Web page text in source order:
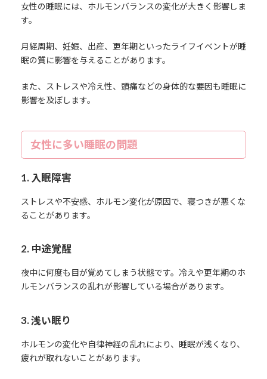
女性の睡眠には、ホルモンバランスの変化が大きく影響しま
す。
月経周期、妊娠、出産、更年期といったライフイベントが睡
眠の質に影響を与えることがあります。
また、ストレスや冷え性、頭痛などの身体的な要因も睡眠に
影響を及ぼします。
女性に多い睡眠の問題
1. 入眠障害
ストレスや不安感、ホルモン変化が原因で、寝つきが悪くな
ることがあります。
2. 中途覚醒
夜中に何度も目が覚めてしまう状態です。冷えや更年期のホ
ルモンバランスの乱れが影響している場合があります。
3. 浅い眠り
ホルモンの変化や自律神経の乱れにより、睡眠が浅くなり、
疲れが取れないことがあります。